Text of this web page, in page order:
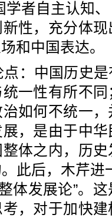
学者自主认知
性，充分体
和中国表达。
：中国历史
一性有所不
如何不统一
，是由于中
体之内，历
此后，木芹进
体发展论”。
，对于加快